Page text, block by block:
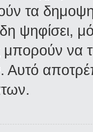
τα
ψηφίσει,
μπορούν να
Αυτό